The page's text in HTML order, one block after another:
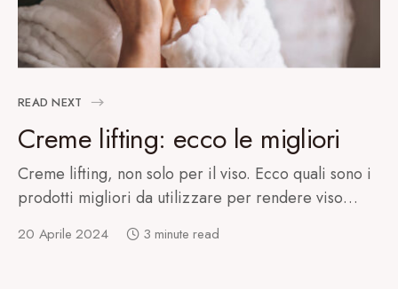
READ NEXT
Creme lifting: ecco le migliori
Creme lifting, non solo per il viso. Ecco quali sono i
prodotti migliori da utilizzare per rendere viso…
20 Aprile 2024 3 minute read